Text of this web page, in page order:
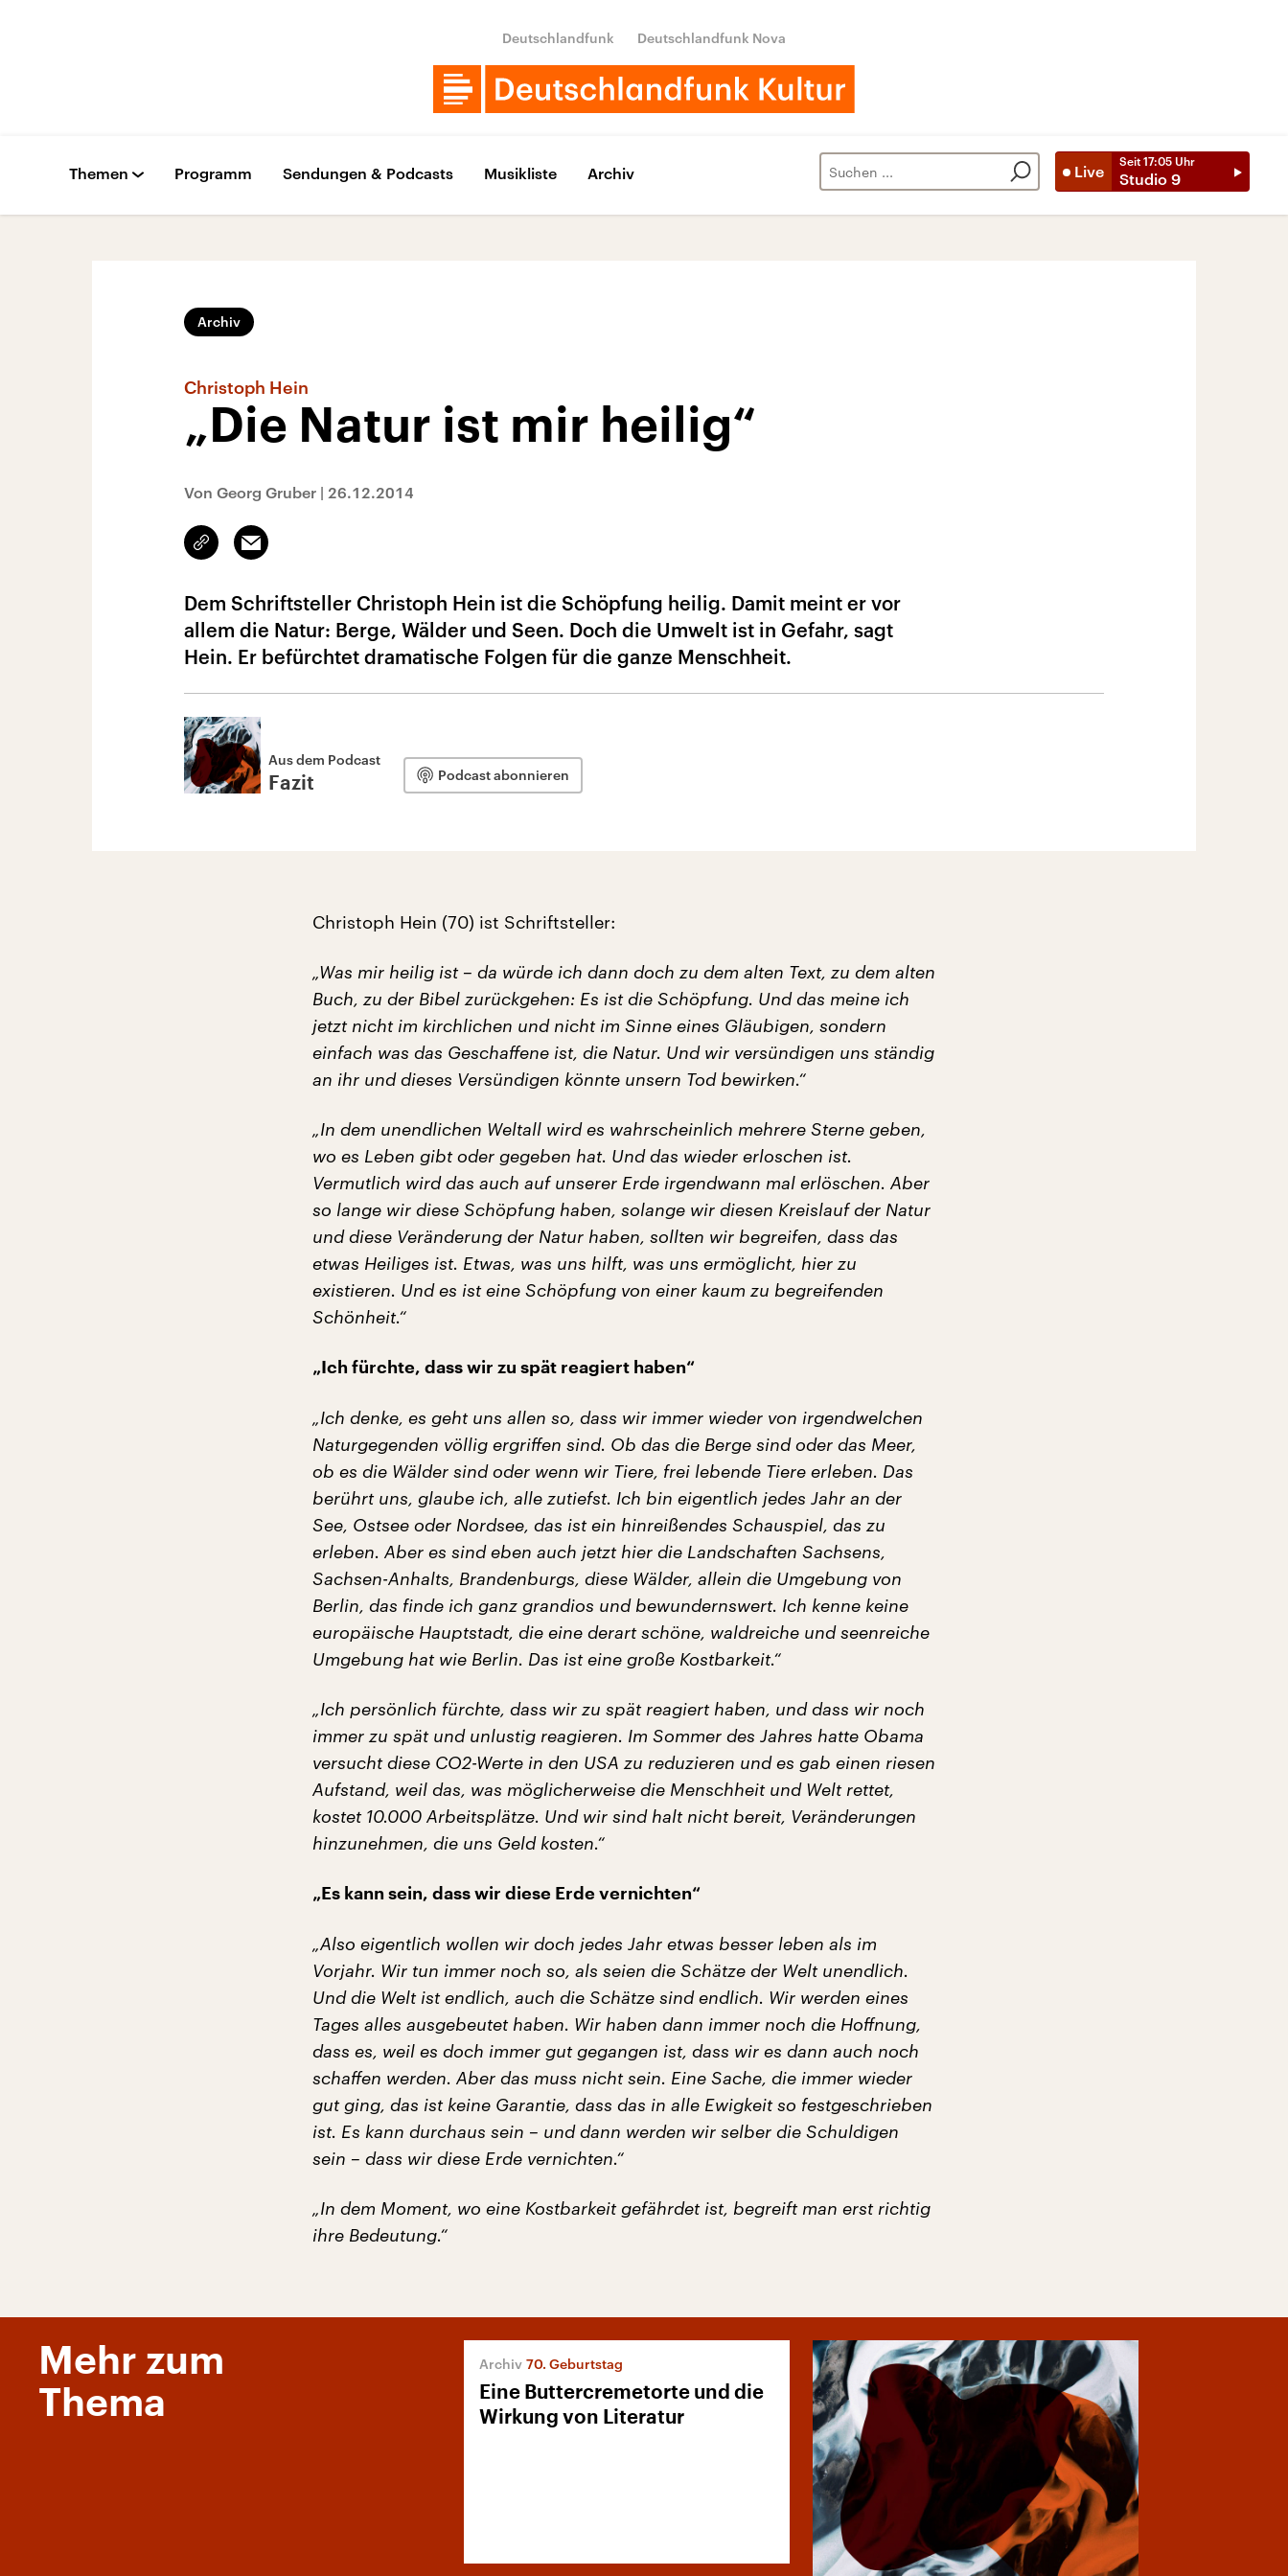
Deutschlandfunk Deutschlandfunk Nova
Live
Seit 17:05 Uhr
Studio 9
Themen Programm Sendungen & Podcasts Musikliste Archiv
Archiv
Christoph Hein
„Die Natur ist mir heilig“
Von Georg Gruber | 26.12.2014
Link
kopieren/teilen
Email
Dem Schriftsteller Christoph Hein ist die Schöpfung heilig. Damit meint er vor
allem die Natur: Berge, Wälder und Seen. Doch die Umwelt ist in Gefahr, sagt
Hein. Er befürchtet dramatische Folgen für die ganze Menschheit.
Aus dem Podcast
Fazit Podcast abonnieren
Christoph Hein (70) ist Schriftsteller:
„Was mir heilig ist – da würde ich dann doch zu dem alten Text, zu dem alten
Buch, zu der Bibel zurückgehen: Es ist die Schöpfung. Und das meine ich
jetzt nicht im kirchlichen und nicht im Sinne eines Gläubigen, sondern
einfach was das Geschaffene ist, die Natur. Und wir versündigen uns ständig
an ihr und dieses Versündigen könnte unsern Tod bewirken.“
„In dem unendlichen Weltall wird es wahrscheinlich mehrere Sterne geben,
wo es Leben gibt oder gegeben hat. Und das wieder erloschen ist.
Vermutlich wird das auch auf unserer Erde irgendwann mal erlöschen. Aber
so lange wir diese Schöpfung haben, solange wir diesen Kreislauf der Natur
und diese Veränderung der Natur haben, sollten wir begreifen, dass das
etwas Heiliges ist. Etwas, was uns hilft, was uns ermöglicht, hier zu
existieren. Und es ist eine Schöpfung von einer kaum zu begreifenden
Schönheit.“
„Ich fürchte, dass wir zu spät reagiert haben“
„Ich denke, es geht uns allen so, dass wir immer wieder von irgendwelchen
Naturgegenden völlig ergriffen sind. Ob das die Berge sind oder das Meer,
ob es die Wälder sind oder wenn wir Tiere, frei lebende Tiere erleben. Das
berührt uns, glaube ich, alle zutiefst. Ich bin eigentlich jedes Jahr an der
See, Ostsee oder Nordsee, das ist ein hinreißendes Schauspiel, das zu
erleben. Aber es sind eben auch jetzt hier die Landschaften Sachsens,
Sachsen-Anhalts, Brandenburgs, diese Wälder, allein die Umgebung von
Berlin, das finde ich ganz grandios und bewundernswert. Ich kenne keine
europäische Hauptstadt, die eine derart schöne, waldreiche und seenreiche
Umgebung hat wie Berlin. Das ist eine große Kostbarkeit.“
„Ich persönlich fürchte, dass wir zu spät reagiert haben, und dass wir noch
immer zu spät und unlustig reagieren. Im Sommer des Jahres hatte Obama
versucht diese CO2-Werte in den USA zu reduzieren und es gab einen riesen
Aufstand, weil das, was möglicherweise die Menschheit und Welt rettet,
kostet 10.000 Arbeitsplätze. Und wir sind halt nicht bereit, Veränderungen
hinzunehmen, die uns Geld kosten.“
„Es kann sein, dass wir diese Erde vernichten“
„Also eigentlich wollen wir doch jedes Jahr etwas besser leben als im
Vorjahr. Wir tun immer noch so, als seien die Schätze der Welt unendlich.
Und die Welt ist endlich, auch die Schätze sind endlich. Wir werden eines
Tages alles ausgebeutet haben. Wir haben dann immer noch die Hoffnung,
dass es, weil es doch immer gut gegangen ist, dass wir es dann auch noch
schaffen werden. Aber das muss nicht sein. Eine Sache, die immer wieder
gut ging, das ist keine Garantie, dass das in alle Ewigkeit so festgeschrieben
ist. Es kann durchaus sein – und dann werden wir selber die Schuldigen
sein – dass wir diese Erde vernichten.“
„In dem Moment, wo eine Kostbarkeit gefährdet ist, begreift man erst richtig
ihre Bedeutung.“
Mehr zum
Thema
70. Geburtstag
Eine Buttercremetorte und die
Wirkung von Literatur